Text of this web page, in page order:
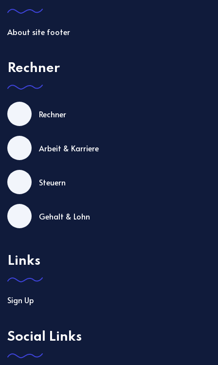
About site footer
Rechner
Rechner
Arbeit & Karriere
Steuern
Gehalt & Lohn
Links
Sign Up
Social Links